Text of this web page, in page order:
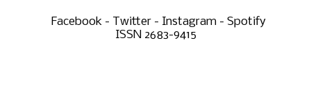
Facebook - Twitter - Instagram - Spotify
ISSN 2683-9415